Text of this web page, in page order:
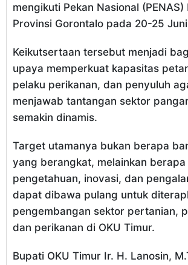
mengikuti Pekan Nasional (PENAS)
Provinsi Gorontalo pada 20-25
Keikutsertaan tersebut menjadi
upaya memperkuat kapasitas
pelaku perikanan, dan penyuluh
menjawab tantangan sektor
semakin dinamis.
Target utamanya bukan berapa
yang berangkat, melainkan
pengetahuan, inovasi, dan
dapat dibawa pulang untuk
pengembangan sektor pertanian,
dan perikanan di OKU Timur.
Bupati OKU Timur Ir. H. Lanosin,